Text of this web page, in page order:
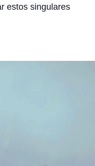
estos singulares